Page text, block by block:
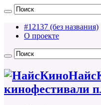
#12137 (без названия)
О проекте
кинофестивали